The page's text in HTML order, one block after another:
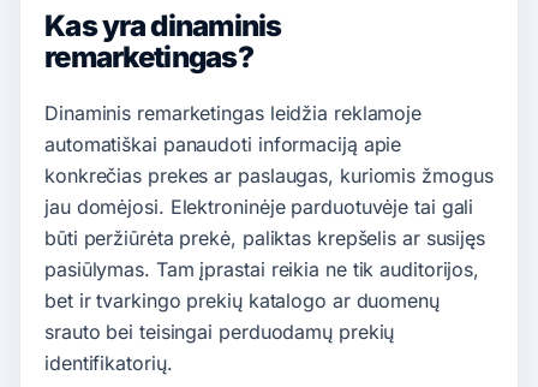
Kas yra dinaminis
remarketingas?
Dinaminis remarketingas leidžia reklamoje
automatiškai panaudoti informaciją apie
konkrečias prekes ar paslaugas, kuriomis žmogus
jau domėjosi. Elektroninėje parduotuvėje tai gali
būti peržiūrėta prekė, paliktas krepšelis ar susijęs
pasiūlymas. Tam įprastai reikia ne tik auditorijos,
bet ir tvarkingo prekių katalogo ar duomenų
srauto bei teisingai perduodamų prekių
identifikatorių.